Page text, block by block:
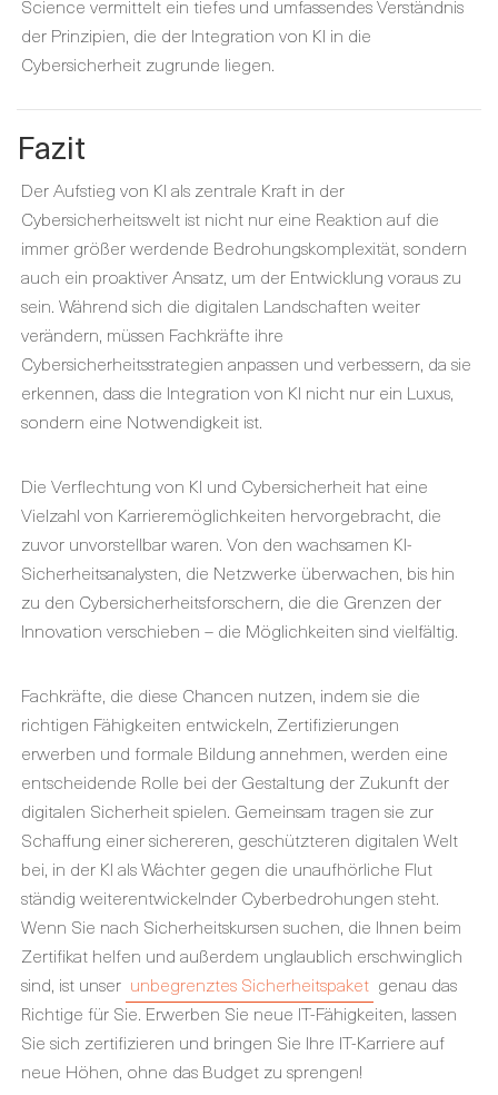
Science vermittelt ein tiefes und umfassendes Verständnis
der Prinzipien, die der Integration von KI in die
Cybersicherheit zugrunde liegen.
Fazit
Der Aufstieg von KI als zentrale Kraft in der
Cybersicherheitswelt ist nicht nur eine Reaktion auf die
immer größer werdende Bedrohungskomplexität, sondern
auch ein proaktiver Ansatz, um der Entwicklung voraus zu
sein. Während sich die digitalen Landschaften weiter
verändern, müssen Fachkräfte ihre
Cybersicherheitsstrategien anpassen und verbessern, da sie
erkennen, dass die Integration von KI nicht nur ein Luxus,
sondern eine Notwendigkeit ist.
Die Verflechtung von KI und Cybersicherheit hat eine
Vielzahl von Karrieremöglichkeiten hervorgebracht, die
zuvor unvorstellbar waren. Von den wachsamen KI-
Sicherheitsanalysten, die Netzwerke überwachen, bis hin
zu den Cybersicherheitsforschern, die die Grenzen der
Innovation verschieben – die Möglichkeiten sind vielfältig.
Fachkräfte, die diese Chancen nutzen, indem sie die
richtigen Fähigkeiten entwickeln, Zertifizierungen
erwerben und formale Bildung annehmen, werden eine
entscheidende Rolle bei der Gestaltung der Zukunft der
digitalen Sicherheit spielen. Gemeinsam tragen sie zur
Schaffung einer sichereren, geschützteren digitalen Welt
bei, in der KI als Wächter gegen die unaufhörliche Flut
ständig weiterentwickelnder Cyberbedrohungen steht.
Wenn Sie nach Sicherheitskursen suchen, die Ihnen beim
Zertifikat helfen und außerdem unglaublich erschwinglich
sind, ist unser unbegrenztes Sicherheitspaket genau das
Richtige für Sie. Erwerben Sie neue IT-Fähigkeiten, lassen
Sie sich zertifizieren und bringen Sie Ihre IT-Karriere auf
neue Höhen, ohne das Budget zu sprengen!